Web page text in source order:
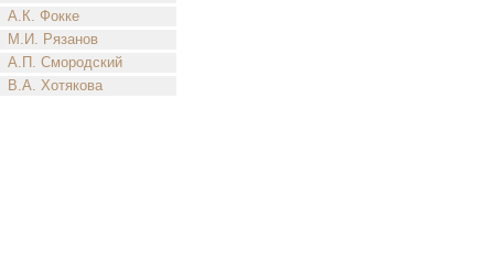
А.К. Фокке
М.И. Рязанов
А.П. Смородский
В.А. Хотякова